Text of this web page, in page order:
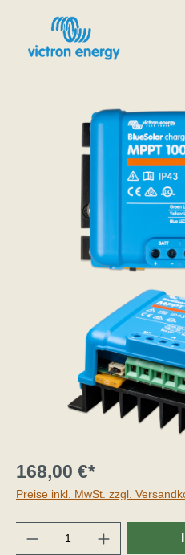
168,00 €*
Preise inkl. MwSt. zzgl.